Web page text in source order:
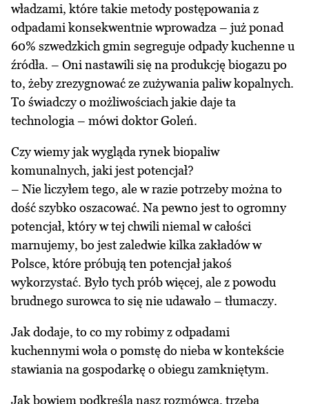
władzami, które takie metody postępowania z
odpadami konsekwentnie wprowadza – już ponad
60% szwedzkich gmin segreguje odpady kuchenne u
źródła. – Oni nastawili się na produkcję biogazu po
to, żeby zrezygnować ze zużywania paliw kopalnych.
To świadczy o możliwościach jakie daje ta
technologia – mówi doktor Goleń.
Czy wiemy jak wygląda rynek biopaliw
komunalnych, jaki jest potencjał?
– Nie liczyłem tego, ale w razie potrzeby można to
dość szybko oszacować. Na pewno jest to ogromny
potencjał, który w tej chwili niemal w całości
marnujemy, bo jest zaledwie kilka zakładów w
Polsce, które próbują ten potencjał jakoś
wykorzystać. Było tych prób więcej, ale z powodu
brudnego surowca to się nie udawało – tłumaczy.
Jak dodaje, to co my robimy z odpadami
kuchennymi woła o pomstę do nieba w kontekście
stawiania na gospodarkę o obiegu zamkniętym.
Jak bowiem podkreśla nasz rozmówca, trzeba